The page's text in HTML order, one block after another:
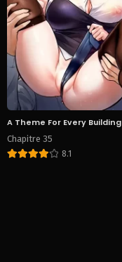
A Theme For Every Building
Chapitre 35
8.1